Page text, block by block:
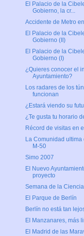
El Palacio de la
Gobierno, la cr...
Accidente de Metro
El Palacio de la
Gobierno (II)
El Palacio de la
Gobierno (I)
¿Quieres conocer el
Ayuntamiento?
Los radares de los
funcionan
¿Estará viendo su
¿Te gusta tu horario
Récord de visitas en
La Comunidad
M-50
Simo 2007
El Nuevo
proyecto
Semana de la
El Parque de Berlín
Berlín no está tan
El Manzanares, más
El Madrid de las